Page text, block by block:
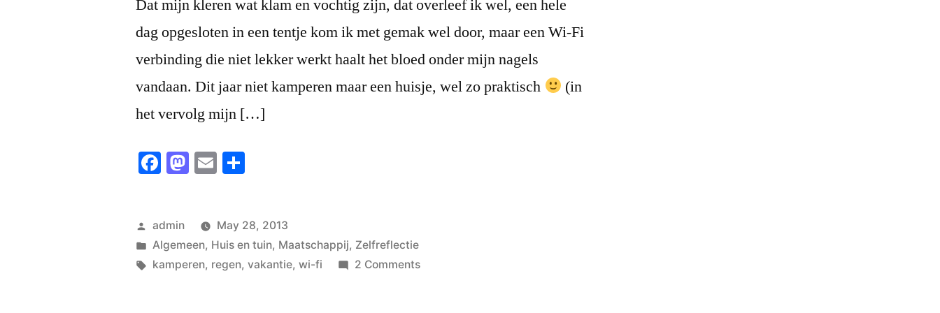
Dat mijn kleren wat klam en vochtig zijn, dat overleef ik wel, een hele
dag opgesloten in een tentje kom ik met gemak wel door, maar een Wi-Fi
verbinding die niet lekker werkt haalt het bloed onder mijn nagels
vandaan. Dit jaar niet kamperen maar een huisje, wel zo praktisch
(in
het vervolg mijn […]
Facebook
Mastodon
Email
Posted
by
admin
May 28, 2013
Posted
in
Algemeen, Huis en tuin, Maatschappij, Zelfreflectie
Tags:
kamperen, regen,vakantie,wi-fi 2 Commentson